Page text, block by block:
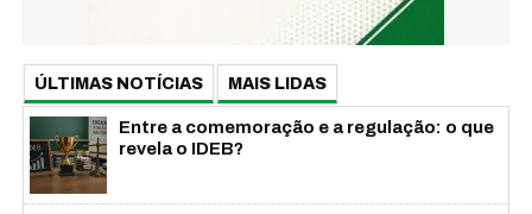
ÚLTIMAS NOTÍCIAS MAIS LIDAS
Entre a comemoração e a regulação: o que
revela o IDEB?